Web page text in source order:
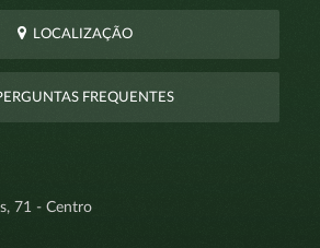
LOCALIZAÇÃO
FREQUENTES
71 - Centro